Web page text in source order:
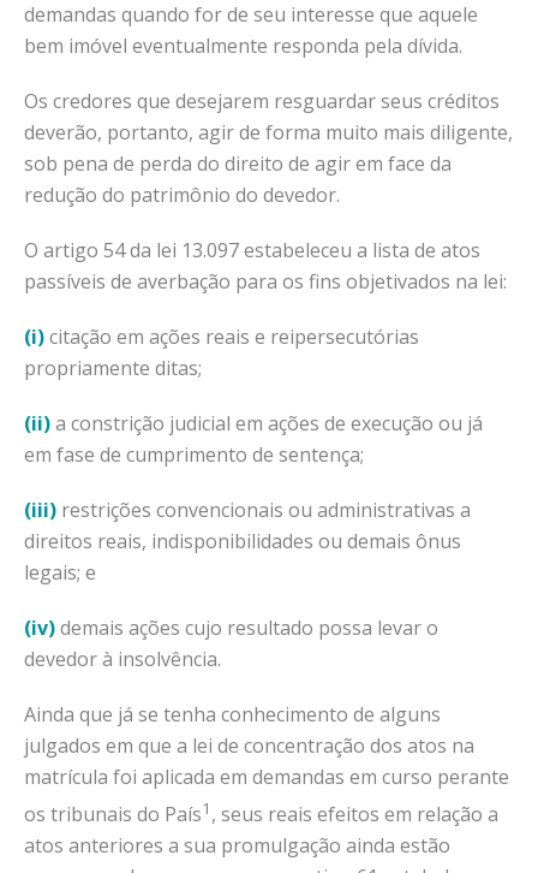
demandas quando for de seu interesse que aquele
bem imóvel eventualmente responda pela dívida.
Os credores que desejarem resguardar seus créditos
deverão, portanto, agir de forma muito mais diligente,
sob pena de perda do direito de agir em face da
redução do patrimônio do devedor.
O artigo 54 da lei 13.097 estabeleceu a lista de atos
passíveis de averbação para os fins objetivados na lei:
(i)citação em ações reais e reipersecutórias
propriamente ditas;
(ii)a constrição judicial em ações de execução ou já
em fase de cumprimento de sentença;
(iii) restrições convencionais ou administrativas a
direitos reais, indisponibilidades ou demais ônus
legais; e
(iv)demais ações cujo resultado possa levar o
devedor à insolvência.
Ainda que já se tenha conhecimento de alguns
julgados em que a lei de concentração dos atos na
matrícula foi aplicada em demandas em curso perante
os tribunais do País1 , seus reais efeitos em relação a
atos anteriores a sua promulgação ainda estão